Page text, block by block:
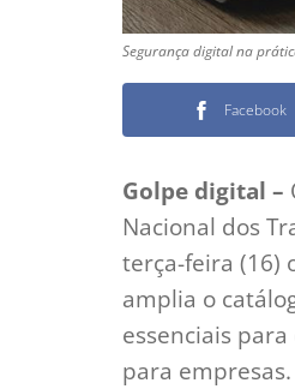
Segurança digital na
Facebook
Golpe digital –
Nacional dos
terça-feira (16)
amplia o
essenciais
para empresas.